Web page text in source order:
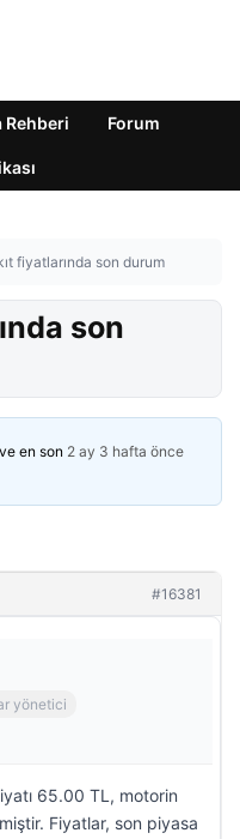
Rehberi Forum
fiyatlarında son durum
son
en son 2 ay 3 hafta önce
#16381
yönetici
65.00 TL, motorin
Fiyatlar, son piyasa